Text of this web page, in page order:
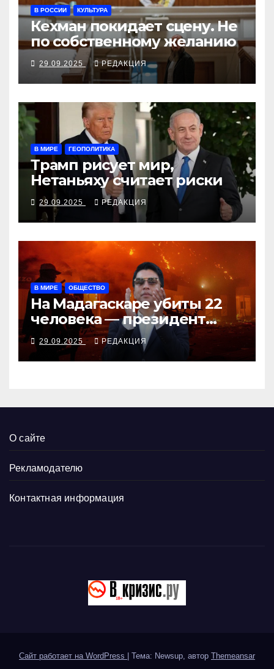
В РОССИИ КУЛЬТУРА
Кехман покидает сцену. Не
по собственному желанию
29.09.2025 РЕДАКЦИЯ
В МИРЕ ГЕОПОЛИТИКА
Трамп рисует мир,
Нетаньяху считает риски
29.09.2025 РЕДАКЦИЯ
В МИРЕ ОБЩЕСТВО
На Мадагаскаре убиты 22
человека — президент
согласен поговорить с
молодёжью
29.09.2025 РЕДАКЦИЯ
О сайте
Рекламодателю
Контактная информация
Сайт работает на WordPress Тема: Newsup, автор Themeansar